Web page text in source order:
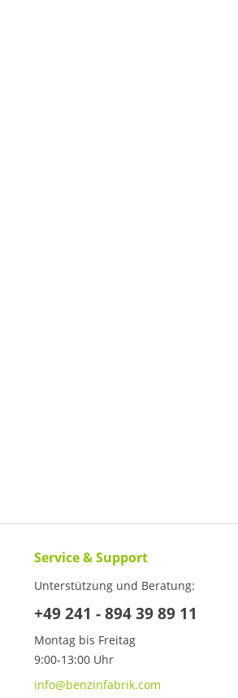
Service & Support
Unterstützung und Beratung:
+49 241 - 894 39 89 11
Montag bis Freitag
9:00-13:00 Uhr
info@benzinfabrik.com